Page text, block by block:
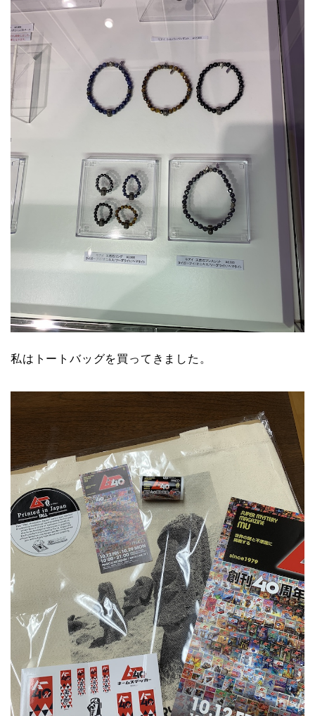
私はトートバッグを買ってきました。